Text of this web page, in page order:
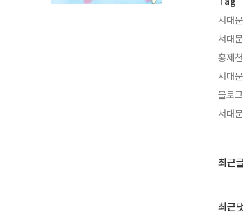
서대
서대
홍제
서대
블로
서대
최
과
최근
최근